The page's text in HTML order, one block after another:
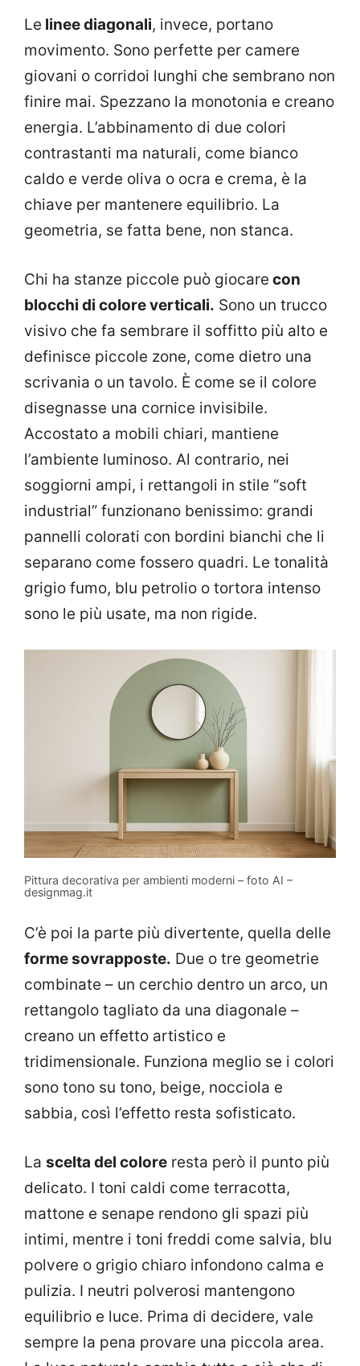
Le linee diagonali, invece, portano
movimento. Sono perfette per camere
giovani o corridoi lunghi che sembrano non
finire mai. Spezzano la monotonia e creano
energia. L’abbinamento di due colori
contrastanti ma naturali, come bianco
caldo e verde oliva o ocra e crema, è la
chiave per mantenere equilibrio. La
geometria, se fatta bene, non stanca.
Chi ha stanze piccole può giocare con
blocchi di colore verticali. Sono un trucco
visivo che fa sembrare il soffitto più alto e
definisce piccole zone, come dietro una
scrivania o un tavolo. È come se il colore
disegnasse una cornice invisibile.
Accostato a mobili chiari, mantiene
l’ambiente luminoso. Al contrario, nei
soggiorni ampi, i rettangoli in stile “soft
industrial” funzionano benissimo: grandi
pannelli colorati con bordini bianchi che li
separano come fossero quadri. Le tonalità
grigio fumo, blu petrolio o tortora intenso
sono le più usate, ma non rigide.
Pittura decorativa per ambienti moderni – foto AI –
designmag.it
C’è poi la parte più divertente, quella delle
forme sovrapposte. Due o tre geometrie
combinate – un cerchio dentro un arco, un
rettangolo tagliato da una diagonale –
creano un effetto artistico e
tridimensionale. Funziona meglio se i colori
sono tono su tono, beige, nocciola e
sabbia, così l’effetto resta sofisticato.
La scelta del colore resta però il punto più
delicato. I toni caldi come terracotta,
mattone e senape rendono gli spazi più
intimi, mentre i toni freddi come salvia, blu
polvere o grigio chiaro infondono calma e
pulizia. I neutri polverosi mantengono
equilibrio e luce. Prima di decidere, vale
sempre la pena provare una piccola area.